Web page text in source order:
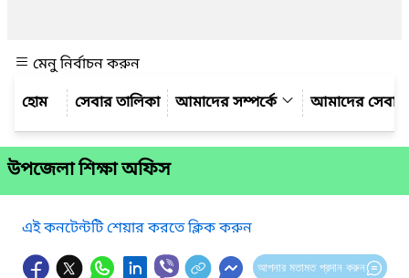
মেনু নির্বাচন করুন
সেবার তালিকা
আমাদের সম্পর্কে আমাদের সেবা
উপজেলা শিক্ষা অফিস
এই কনটেন্টটি শেয়ার করতে ক্লিক করুন
আপনার মতামত প্রদান করুন